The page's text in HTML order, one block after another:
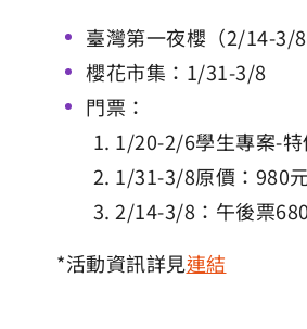
臺灣第一夜櫻（2/14-3/
櫻花市集：1/31-3/8
門票：
1/20-2/6學生專案-
1/31-3/8原價：980
2/14-3/8：午後票
*活動資訊詳見連結